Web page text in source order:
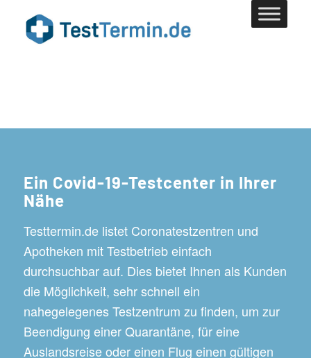
Ein Covid-19-Testcenter in Ihrer
Nähe
Testtermin.de listet Coronatestzentren und
Apotheken mit Testbetrieb einfach
durchsuchbar auf. Dies bietet Ihnen als Kunden
die Möglichkeit, sehr schnell ein
nahegelegenes Testzentrum zu finden, um zur
Beendigung einer Quarantäne, für eine
Auslandsreise oder einen Flug einen gültigen